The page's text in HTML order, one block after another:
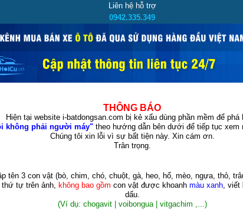
Liên hệ hỗ trợ
0942.335.349
THÔNG BÁO
Hiện tại website i-batdongsan.com bị kẻ xấu dùng phần mềm để phá
không phải người máy"theo hướng dẫn bên dưới để tiếp tục xem
Chúng tôi xin lỗi vì sự bất tiện này. Xin cám ơn.
Trân trọng.
tên 3 con vật (bò, chim, chó, chuột, gà, heo, hổ, mèo, ngựa, thỏ,
thứ tự trên ảnh, không bao gồm con vật được khoanh màu xanh, viết
dấu.
(Ví dụ: chogavit | voibongua | vitgachim ,...)